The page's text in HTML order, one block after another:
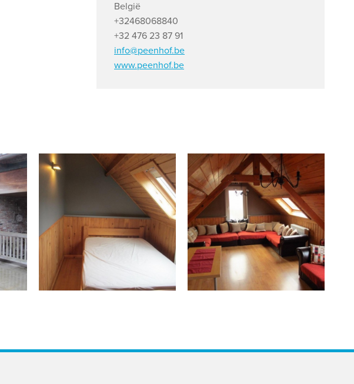
België
+32468068840
+32 476 23 87 91
info@peenhof.be
www.peenhof.be